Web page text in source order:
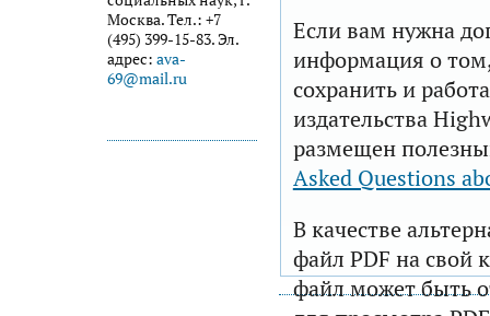
Москва. Тел.: +7
(495) 399-15-83. Эл.
адрес: ava-
69@mail.ru
Если вам нужна
информация о том,
сохранить и
издательства
размещен
Asked Questions
В качестве
файл PDF на свой
файл может быть